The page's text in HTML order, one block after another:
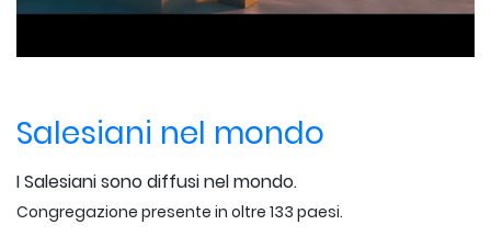
Salesiani nel mondo
I Salesiani sono diffusi nel mondo.
Congregazione presente in oltre 133 paesi.